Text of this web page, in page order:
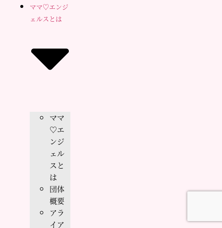
ママ♡エンジ
ェルスとは
ママ
♡エ
ンジ
ェル
スと
は
団体
概要
アラ
イア